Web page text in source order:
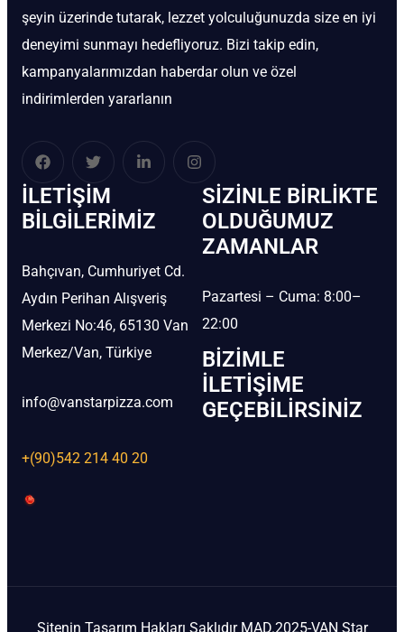
şeyin üzerinde tutarak, lezzet yolculuğunuzda size en iyi
deneyimi sunmayı hedefliyoruz. Bizi takip edin,
kampanyalarımızdan haberdar olun ve özel
indirimlerden yararlanın
İLETIŞIM
BİLGILERIMIZ
Bahçıvan, Cumhuriyet Cd.
Aydın Perihan Alışveriş
Merkezi No:46, 65130 Van
Merkez/Van, Türkiye
info@vanstarpizza.com
+(90)542 214 40 20
SIZINLE BIRLIKTE
OLDUĞUMUZ
ZAMANLAR
Pazartesi – Cuma: 8:00–
22:00
BIZIMLE
İLETIŞIME
GEÇEBILIRSINIZ
Sitenin Tasarım Hakları Saklıdır MAD.2025-VAN Star